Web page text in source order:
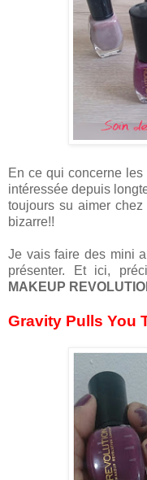
En ce qui concerne
intéressée depuis
toujours su aimer
bizarre!!
Je vais faire des mini
présenter. Et ici,
MAKEUP
Gravity Pulls You